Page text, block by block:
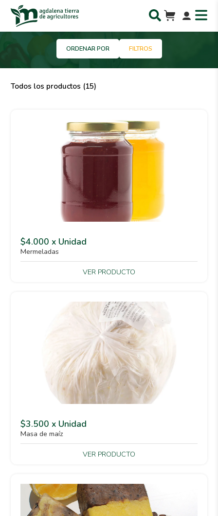
ORDENAR POR FILTROS
Todos los productos (15)
$4.000 x Unidad
Mermeladas
VER PRODUCTO
$3.500 x Unidad
Masa de maíz
VER PRODUCTO